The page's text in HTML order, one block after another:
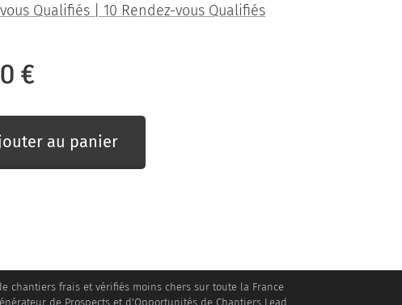
Qualifiés | 10 Rendez-vous Qualifiés
€
au panier
chantiers frais et vérifiés moins chers sur toute la France
de Prospects et d'Opportunités de Chantiers Lead